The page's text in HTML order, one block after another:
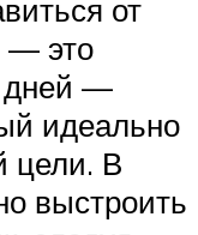
от
— это
дней —
идеально
цели. В
выстроить